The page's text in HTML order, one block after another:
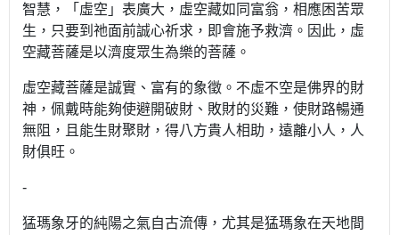
智慧，「虛空」表廣大，虛空藏如同富翁，相應困苦眾
生，只要到祂面前誠心祈求，即會施予救濟。因此，虛
空藏菩薩是以濟度眾生為樂的菩薩。
虛空藏菩薩是誠實、富有的象徵。不虛不空是佛界的財
神，佩戴時能夠使避開破財、敗財的災難，使財路暢通
無阻，且能生財聚財，得八方貴人相助，遠離小人，人
財俱旺。
-
猛瑪象牙的純陽之氣自古流傳，尤其是猛瑪象在天地間